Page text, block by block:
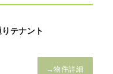
りテナント
→物件詳細